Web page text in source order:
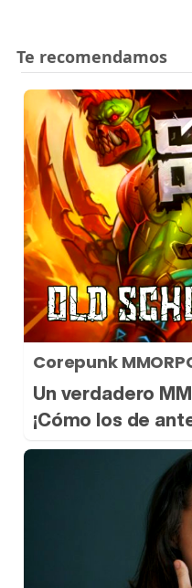
Corepunk
Un verdadero
¡Cómo los de